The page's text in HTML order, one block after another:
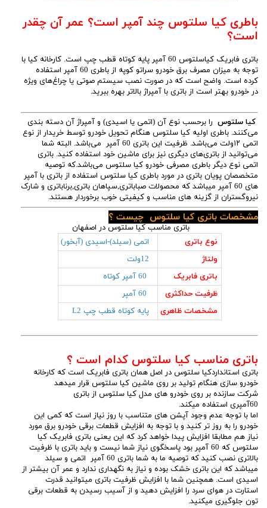
باطری کیا سلتوس چند آمپر است؟ عمر آن چقدر
است؟
باتری فابریک کیاسلتوس 60 آمپر پایه کوتاه قطب چپ است. کارخانه کیا با
توجه به میزان مصرف برق خودرو سراتو کوپه از باطری 60 آمپر استفاده
کرده است. واضح است که در صورت نصب سیستم صوتی یا چراغ‌های ویژه
در خودرو بهتر است از باتری با آمپراژ بالاتر بهره ببرید.
کیا سلتوس را برحسب نوع آن (اتمی یا اسیدی) و آمپراژ آن دسته بندی
می‌کنند. باطری اولیه کیا سلتوس هنگام تحویل خودرو توسط خریدار از نوع
اتمی ۱۲ولت می‌باشد. ظرفیت این باتری 60 آمپر می‌باشد. البته شما
می‌توانید از باتری‌های دیگری نیز برای ماشین خود استفاده کنید. باتری
اتمی نوع دیگر باطری مصرفی خودرو کیا سلتوس می‌باشد.که توصیه
متخصصان پویان باتری در مورد باطری کیا سلتوس استفاده از باتری با آمپر
های 60 آمپر میباشد که محصولات صباباتری,سپاهان باتری,برناباتری و شارک
نیروگستران از گزینه های مناسب و کیفیتی خوب برخوردار هستند.
مشخصات باتری کیا سلتوس چیست ؟
باتری مناسب کیا سلتوس در اصفهان
نوع باتری
اتمی (سیلد)-اسیدی (آبخور)
ولتاژ
باتری فابریک
ظرفیت حداکثری
مشخصات ظاهری
پایه کوتاه قطب چپ L2
باتری مناسب کیا سلتوس کدام است ؟
باتری استانداردکیا سلتوس در اصل همان باتری فابریک است که کارخانه
خودرو سازی هنگام تولید بر روی ماشین کیا سلتوس قرار میدهد
شرکت سازنده بر روی خودرو های مدل کیا سلتوس از باتری
60آمپری استفاده میکند.
اما با توجه عدم وجود آپشن های متناسب با روز نیاز است که کمی این
خودرو را به روز تر کنید و با توجه به افزایش قطعات برقی خودرو برق مورد
نیاز هم مطابقا افزایش پیدا خواهد کرد که این یعنی باتری فابریک کیا
سلتوس که 60 آمپر بود پاسخگوی نیاز شما نیست و باید باتری با ظرفیت
بالاتری نصب کنید که توصیه ما به شما باتری 60 آمپر اتمی و سیلد
میباشد که این باتری خشک بوده و نیاز به نگهداری ندارد و عمر آن بیشتر از
اسیدی است. همچنین شما با افزایش ظرفیت باتری میتوانید قدرت
استارت در هوای سرد را افزایش دهید و از آسیب رسیدن به قطعات برقی
تون جلوگیری میکنید.